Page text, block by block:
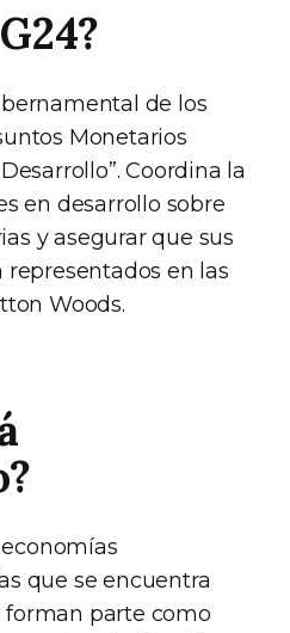
de los
Monetarios
Coordina la
en desarrollo sobre
y asegurar que sus
en las
Woods.
que se encuentra
parte como